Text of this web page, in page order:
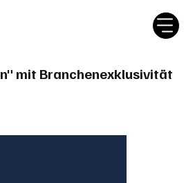
mit Branchenexklusivität